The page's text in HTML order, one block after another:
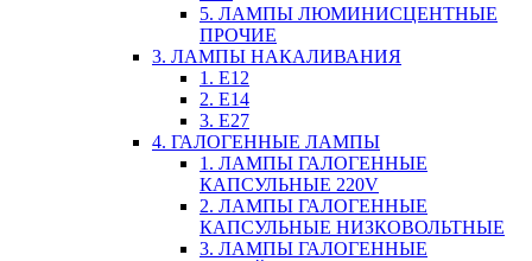
5. ЛАМПЫ ЛЮМИНИСЦЕНТНЫЕ
ПРОЧИЕ
3. ЛАМПЫ НАКАЛИВАНИЯ
1. E12
2. Е14
3. Е27
4. ГАЛОГЕННЫЕ ЛАМПЫ
1. ЛАМПЫ ГАЛОГЕННЫЕ
КАПСУЛЬНЫЕ 220V
2. ЛАМПЫ ГАЛОГЕННЫЕ
КАПСУЛЬНЫЕ НИЗКОВОЛЬТНЫЕ
3. ЛАМПЫ ГАЛОГЕННЫЕ